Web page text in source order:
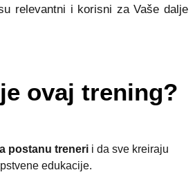
relevantni i korisni za Vaše dalje
ovaj trening?
postanu treneri i da sve kreiraju
edukacije.